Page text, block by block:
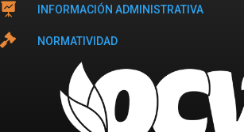
 INFORMACIÓN ADMINISTRATIVA
 NORMATIVIDAD